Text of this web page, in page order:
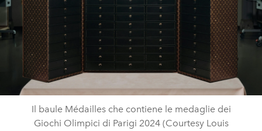
Il baule Médailles che contiene le medaglie dei
Giochi Olimpici di Parigi 2024 (Courtesy Louis